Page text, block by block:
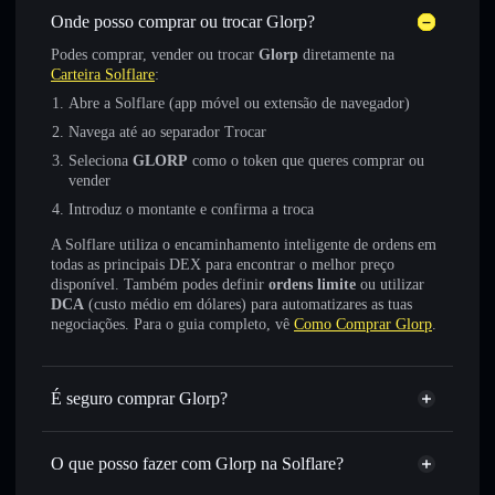
Onde posso comprar ou trocar Glorp?
Podes comprar, vender ou trocar Glorp diretamente na
Carteira Solflare:
Abre a Solflare (app móvel ou extensão de navegador)
Navega até ao separador Trocar
Seleciona GLORP como o token que queres comprar ou
vender
Introduz o montante e confirma a troca
A Solflare utiliza o encaminhamento inteligente de ordens em
todas as principais DEX para encontrar o melhor preço
disponível. Também podes definir ordens limite ou utilizar
DCA (custo médio em dólares) para automatizares as tuas
negociações. Para o guia completo, vê Como Comprar Glorp.
É seguro comprar Glorp?
Glorp token verificado
O que posso fazer com Glorp na Solflare?